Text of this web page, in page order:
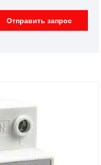
обслуживание и
Трансформатор
токов в
Отправить запрос